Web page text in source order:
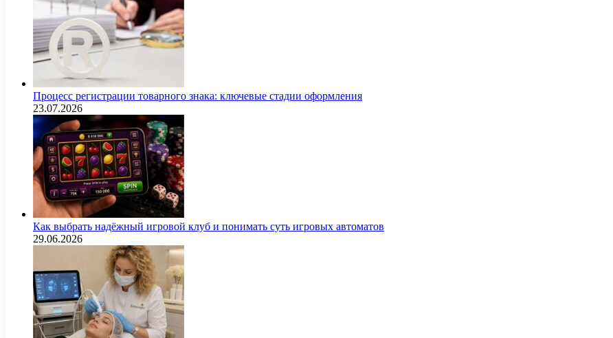
Процесс регистрации товарного знака: ключевые стадии оформления
23.07.2026
Как выбрать надёжный игровой клуб и понимать суть игровых автоматов
29.06.2026